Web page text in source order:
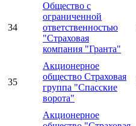
34
Общество с
ограниченной
ответственностью
"Страховая
компания "Гранта"
35
Акционерное
общество Страховая
группа "Спасские
ворота"
Акционерное